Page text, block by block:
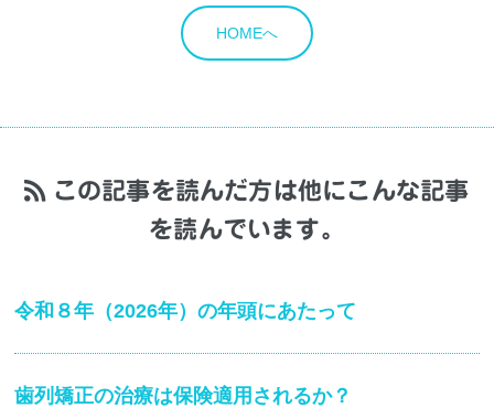
HOMEへ
この記事を読んだ方は他にこんな記事
を読んでいます。
令和８年（2026年）の年頭にあたって
歯列矯正の治療は保険適用されるか？